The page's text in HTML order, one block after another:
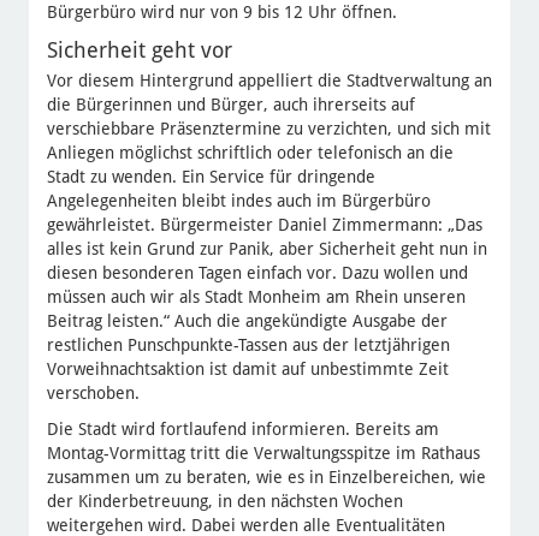
Bürgerbüro wird nur von 9 bis 12 Uhr öffnen.
Sicherheit geht vor
Vor diesem Hintergrund appelliert die Stadtverwaltung an
die Bürgerinnen und Bürger, auch ihrerseits auf
verschiebbare Präsenztermine zu verzichten, und sich mit
Anliegen möglichst schriftlich oder telefonisch an die
Stadt zu wenden. Ein Service für dringende
Angelegenheiten bleibt indes auch im Bürgerbüro
gewährleistet. Bürgermeister Daniel Zimmermann: „Das
alles ist kein Grund zur Panik, aber Sicherheit geht nun in
diesen besonderen Tagen einfach vor. Dazu wollen und
müssen auch wir als Stadt Monheim am Rhein unseren
Beitrag leisten.“ Auch die angekündigte Ausgabe der
restlichen Punschpunkte-Tassen aus der letztjährigen
Vorweihnachtsaktion ist damit auf unbestimmte Zeit
verschoben.
Die Stadt wird fortlaufend informieren. Bereits am
Montag-Vormittag tritt die Verwaltungsspitze im Rathaus
zusammen um zu beraten, wie es in Einzelbereichen, wie
der Kinderbetreuung, in den nächsten Wochen
weitergehen wird. Dabei werden alle Eventualitäten